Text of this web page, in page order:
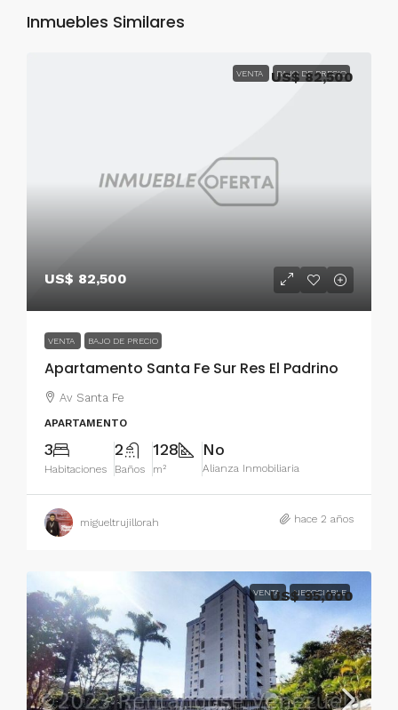
Inmuebles Similares
VENTA BAJO DE PRECIO
US$ 82,500
VENTA BAJO DE PRECIO
Apartamento Santa Fe Sur Res El Padrino
US$ 82,500
Av Santa Fe
APARTAMENTO
3
Habitaciones
2
Baños
128
m²
No
Alianza Inmobiliaria
migueltrujillorah hace 2 años
VENTA NEGOCIABLE
US$ 95,000